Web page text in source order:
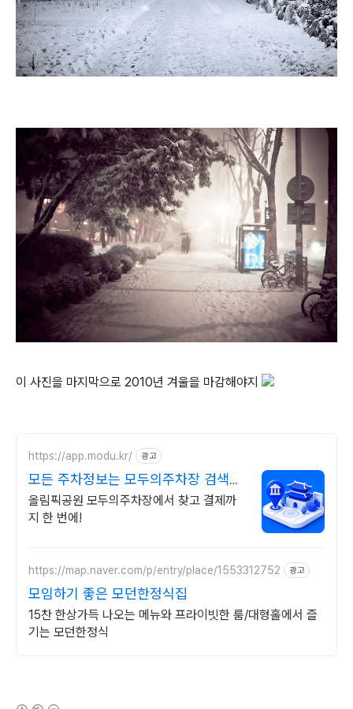
이 사진을 마지막으로 2010년 겨울을 마감해야지
https://app.modu.kr/ 광고
모든 주차정보는 모두의주차장 검색부
터 결제까지 한번에!
올림픽공원 모두의주차장에서 찾고 결제까
지 한 번에!
https://map.naver.com/p/entry/place/1553312752 광고
모임하기 좋은 모던한정식집
15찬 한상가득 나오는 메뉴와 프라이빗한 룸/대형홀에서 즐
기는 모던한정식